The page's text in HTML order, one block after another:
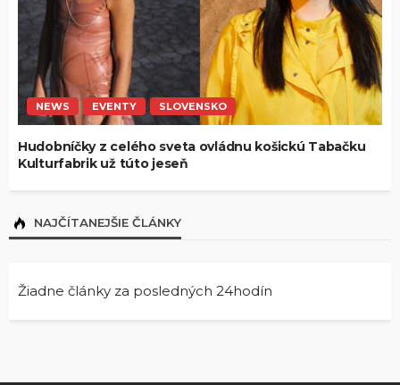
NEWS EVENTY SLOVENSKO
Hudobníčky z celého sveta ovládnu košickú Tabačku
Kulturfabrik už túto jeseň
NAJČÍTANEJŠIE ČLÁNKY
Žiadne články za posledných 24hodín